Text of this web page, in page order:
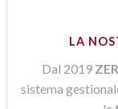
LA
Dal 2019
sistema